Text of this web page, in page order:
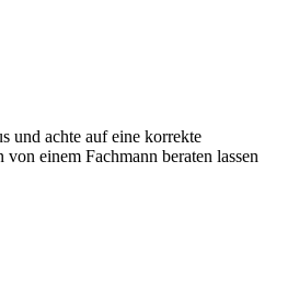
und achte auf eine korrekte
einem Fachmann beraten lassen